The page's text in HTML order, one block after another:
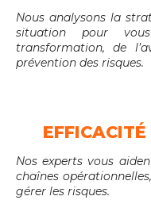
Nous analysons la
situation pour
transformation, de
prévention des risques.
Nos experts vous
chaînes
gérer les risques.